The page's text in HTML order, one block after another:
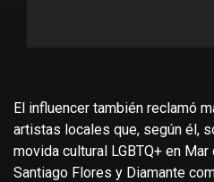
El influencer también reclamó
artistas locales que, según él,
movida cultural LGBTQ+ en
Santiago Flores y Diamante